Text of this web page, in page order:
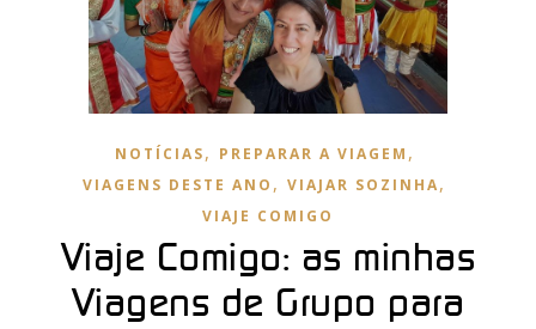
NOTÍCIAS, PREPARAR A VIAGEM ,
VIAGENS DESTE ANO , VIAJAR SOZINHA,
VIAJE COMIGO
Viaje Comigo: as minhas
Viagens de Grupo para